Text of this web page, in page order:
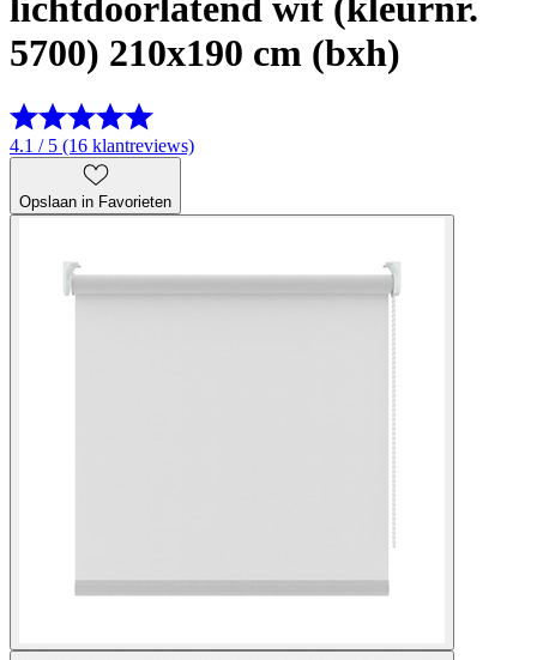
lichtdoorlatend wit (kleurnr.
5700) 210x190 cm (bxh)
4.1 / 5 (16 klantreviews)
Opslaan in Favorieten